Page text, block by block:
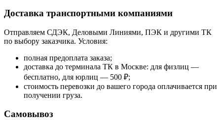
Доставка транспортными компаниями
Отправляем СДЭК, Деловыми Линиями, ПЭК и другими ТК
по выбору заказчика. Условия:
полная предоплата заказа;
доставка до терминала ТК в Москве: для физлиц —
бесплатно, для юрлиц — 500 ₽;
стоимость перевозки до вашего города оплачивается при
получении груза.
Самовывоз